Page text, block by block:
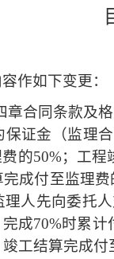
作如下变更：
章合同条款及
证金（监理
的50%；工程
成付至监理费
理人先向委托
成70%时累
工结算完成付